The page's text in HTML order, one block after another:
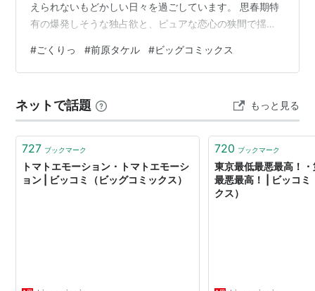
えられないもどかしい日々を過ごしています。 思春期特
有の爆発しそうな独占欲と、ピュアな恋心の狭間で揺れ
き出す、少し刺激的な純愛物語です。
#ごくりっ #前原タケル #ビッグコミックス
ネットで話題 もっと見る
727 ブックマーク
トマトエモーション・トマトエモーシ
ョン | ビッコミ（ビッグコミックス）
720 ブックマーク
東京最低最悪最高！
最悪最高！ | ビッコミ
クス）